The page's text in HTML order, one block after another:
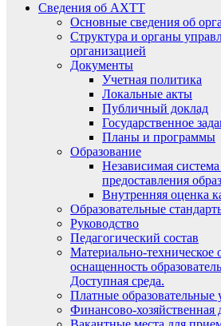
Сведения об АХТТ
Основные сведения об
Структура и органы
организацией
Документы
Учетная политика
Локальные акты
Публичный доклад
Государственное
Планы и программы
Образование
Независимая
предоставления
Внутренняя оценка
Образовательные
Руководство
Педагогический состав
Материально-техническое
оснащенность
Доступная среда.
Платные образовательные
Финансово-хозяйственная